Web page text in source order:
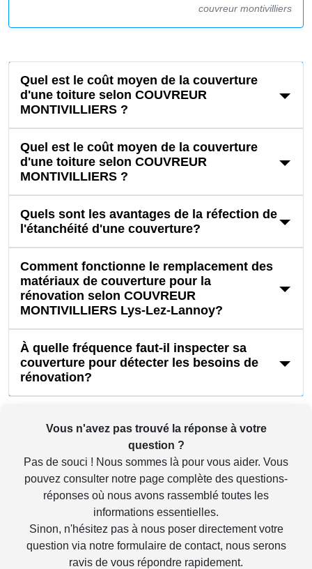
couvreur montivilliers
Quel est le coût moyen de la couverture
d'une toiture selon COUVREUR
MONTIVILLIERS ?
Quel est le coût moyen de la couverture
d'une toiture selon COUVREUR
MONTIVILLIERS ?
Quels sont les avantages de la réfection de
l'étanchéité d'une couverture?
Comment fonctionne le remplacement des
matériaux de couverture pour la
rénovation selon COUVREUR
MONTIVILLIERS Lys-Lez-Lannoy?
À quelle fréquence faut-il inspecter sa
couverture pour détecter les besoins de
rénovation?
Vous n'avez pas trouvé la réponse à votre
question ?
Pas de souci ! Nous sommes là pour vous aider. Vous
pouvez consulter notre page complète des questions-
réponses où nous avons rassemblé toutes les
informations essentielles.
Sinon, n'hésitez pas à nous poser directement votre
question via notre formulaire de contact, nous serons
ravis de vous répondre rapidement.